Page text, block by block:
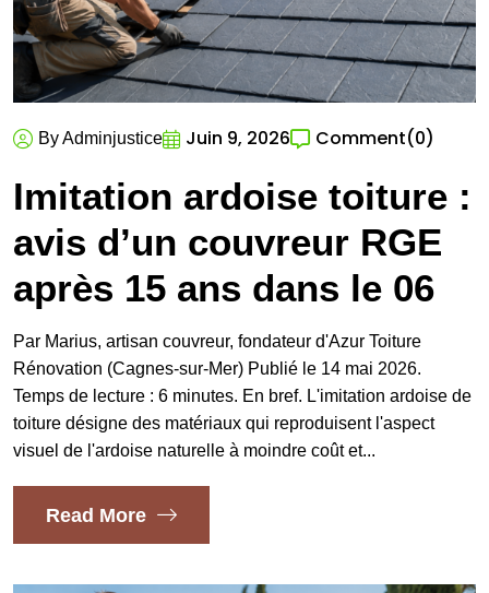
By Adminjustice Juin 9, 2026 Comment(0)
Imitation ardoise toiture :
avis d’un couvreur RGE
après 15 ans dans le 06
Par Marius, artisan couvreur, fondateur d'Azur Toiture
Rénovation (Cagnes-sur-Mer) Publié le 14 mai 2026.
Temps de lecture : 6 minutes. En bref. L'imitation ardoise de
toiture désigne des matériaux qui reproduisent l'aspect
visuel de l'ardoise naturelle à moindre coût et...
Read More